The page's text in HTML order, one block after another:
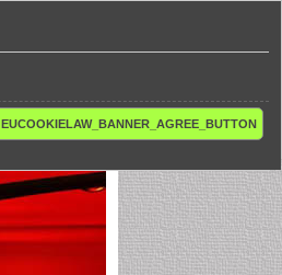
EUCOOKIELAW_BANNER_AGREE_BUTTON